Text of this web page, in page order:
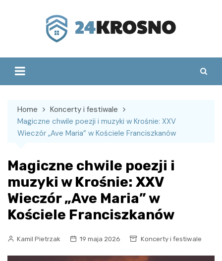
Home
Koncerty i festiwale
Magiczne chwile poezji i muzyki w Krośnie: XXV
Wieczór „Ave Maria” w Kościele Franciszkanów
Magiczne chwile poezji i
muzyki w Krośnie: XXV
Wieczór „Ave Maria” w
Kościele Franciszkanów
Kamil Pietrzak 19 maja 2026 Koncerty i festiwale